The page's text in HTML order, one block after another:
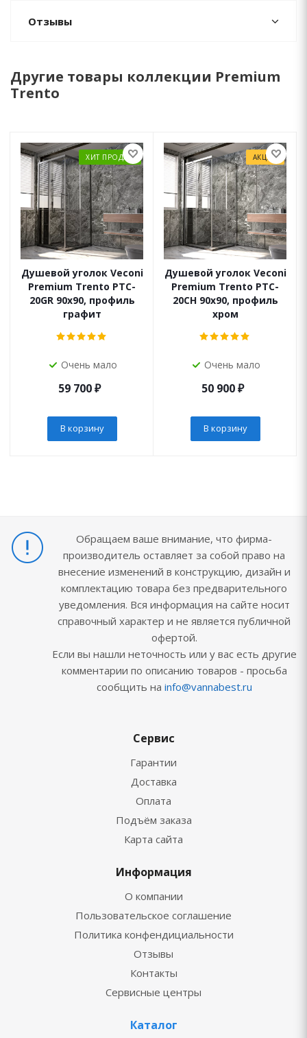
Отзывы
Другие товары коллекции Premium
Trento
ХИТ ПРОДАЖ
Душевой уголок Veconi
Premium Trento PTC-
20GR 90x90, профиль
графит
Очень мало
59 700₽
В корзину
АКЦИЯ
Душевой уголок Veconi
Premium Trento PTC-
20CH 90x90, профиль
хром
Очень мало
50 900₽
В корзину
Обращаем ваше внимание, что фирма-
производитель оставляет за собой право на
внесение изменений в конструкцию, дизайн и
комплектацию товара без предварительного
уведомления. Вся информация на сайте носит
справочный характер и не является публичной
офертой.
Если вы нашли неточность или у вас есть другие
комментарии по описанию товаров - просьба
сообщить на info@vannabest.ru
Сервис
Гарантии
Доставка
Оплата
Подъём заказа
Карта сайта
Информация
О компании
Пользовательское соглашение
Политика конфендициальности
Отзывы
Контакты
Сервисные центры
Каталог